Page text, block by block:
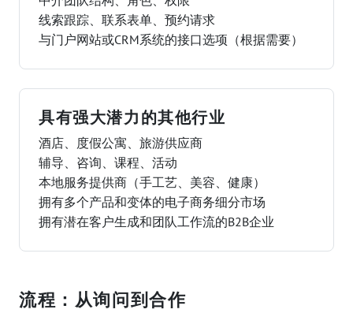
线索跟踪、联系表单、预约请求
与门户网站或CRM系统的接口选项（根据需要）
具有强大潜力的其他行业
酒店、度假公寓、旅游供应商
辅导、咨询、课程、活动
本地服务提供商（手工艺、美容、健康）
拥有多个产品和变体的电子商务细分市场
拥有潜在客户生成和团队工作流的B2B企业
流程：从询问到合作